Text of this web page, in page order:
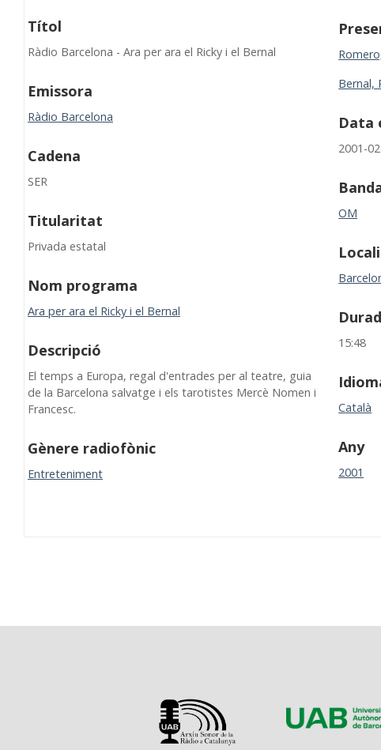
Títol
Ràdio Barcelona - Ara per ara el Ricky i el Bernal
Emissora
Ràdio Barcelona
Cadena
SER
Titularitat
Privada estatal
Nom programa
Ara per ara el Ricky i el Bernal
Descripció
El temps a Europa, regal d'entrades per al teatre, guia
de la Barcelona salvatge i els tarotistes Mercè Nomen i
Francesc.
Gènere radiofònic
Entreteniment
Bernal,
Data
2001-
OM
15:48
Català
Any
2001